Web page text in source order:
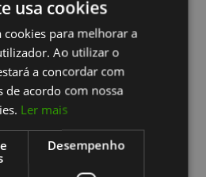
PORTUGUESE
ENGLISH
usa cookies
cookies para melhorar a
Ao utilizar o
a concordar com
de acordo com nossa
Ler mais
Desempenho